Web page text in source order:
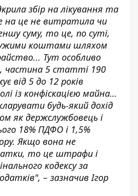
збір на лікування та
на це не витратила чи
суму, то це, по суті,
коштами шляхом
Тут особливо
частина 5 статті 190
від 5 до 12 років
із конфіскацією майна…
будь-який дохід
як держслужбовець і
18% ПДФО і 1,5%
Якщо вона не
то це штрафи і
кодексу за
– зазначив Ігор